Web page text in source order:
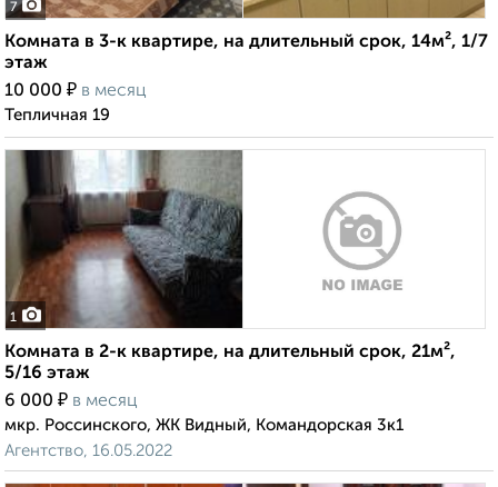
7
Комната в 3-к квартире, на длительный срок, 14м², 1/7
этаж
10 000 ₽ в месяц
Тепличная 19
1
Комната в 2-к квартире, на длительный срок, 21м²,
5/16 этаж
6 000 ₽ в месяц
мкр. Россинского, ЖК Видный, Командорская 3к1
Агентство, 16.05.2022